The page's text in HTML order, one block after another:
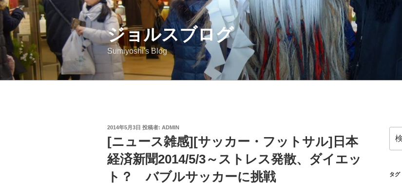
コ
ツ
へ
ジョルスブログ
Sumiyoshi's Blog
投
日:
2014年5月3日 投稿者: ADMIN
[ニュース雑感][サッカー・フットサル]日本
経済新聞2014/5/3～ストレス発散、ダイエッ
ト？ バブルサッカーに挑戦
索:
タグ